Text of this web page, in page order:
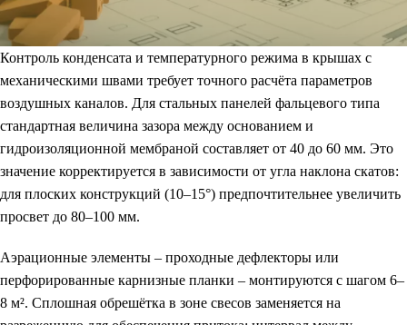
Контроль конденсата и температурного режима в крышах с
механическими швами требует точного расчёта параметров
воздушных каналов. Для стальных панелей фальцевого типа
стандартная величина зазора между основанием и
гидроизоляционной мембраной составляет от 40 до 60 мм. Это
значение корректируется в зависимости от угла наклона скатов:
для плоских конструкций (10–15°) предпочтительнее увеличить
просвет до 80–100 мм.
Аэрационные элементы – проходные дефлекторы или
перфорированные карнизные планки – монтируются с шагом 6–
8 м². Сплошная обрешётка в зоне свесов заменяется на